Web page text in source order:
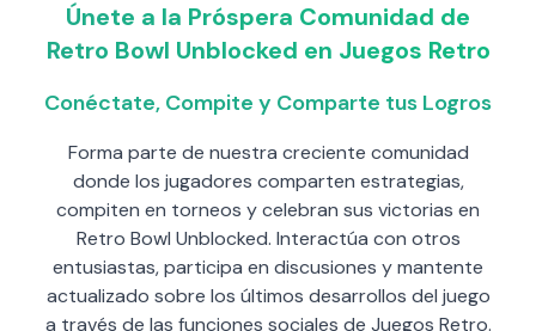
Únete a la Próspera Comunidad de
Retro Bowl Unblocked en Juegos Retro
Conéctate, Compite y Comparte tus Logros
Forma parte de nuestra creciente comunidad
donde los jugadores comparten estrategias,
compiten en torneos y celebran sus victorias en
Retro Bowl Unblocked. Interactúa con otros
entusiastas, participa en discusiones y mantente
actualizado sobre los últimos desarrollos del juego
a través de las funciones sociales de Juegos Retro.